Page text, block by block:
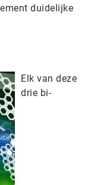
duidelijke
Elk van deze
drie bi-